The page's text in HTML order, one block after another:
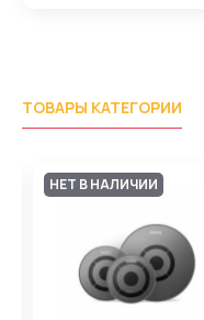
ТОВАРЫ КАТЕГОРИИ
НЕТ В НАЛИЧИИ